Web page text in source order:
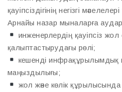
қауіпсіздігінің негізгі
Арнайы назар мыналарға
инженерлердің қауіпсіз
қалыптастырудағы рөлі;
кешенді инфрақұрылымдық
маңыздылығы;
жол және көлік